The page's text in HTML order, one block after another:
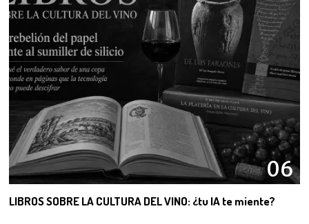
06
LIBROS SOBRE LA CULTURA DEL VINO: ¿tu IA te miente?